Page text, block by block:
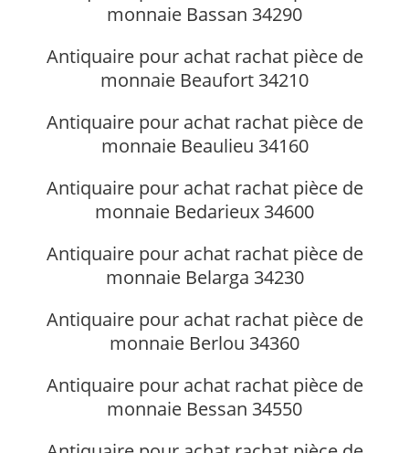
monnaie Bassan 34290
Antiquaire pour achat rachat pièce de
monnaie Beaufort 34210
Antiquaire pour achat rachat pièce de
monnaie Beaulieu 34160
Antiquaire pour achat rachat pièce de
monnaie Bedarieux 34600
Antiquaire pour achat rachat pièce de
monnaie Belarga 34230
Antiquaire pour achat rachat pièce de
monnaie Berlou 34360
Antiquaire pour achat rachat pièce de
monnaie Bessan 34550